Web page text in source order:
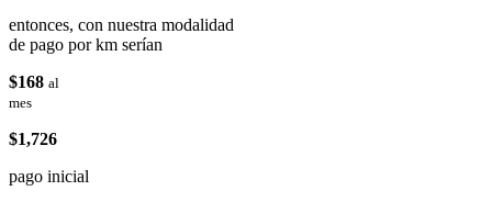
entonces, con nuestra modalidad
de pago por km serían
$168 al
mes
$1,726
pago inicial